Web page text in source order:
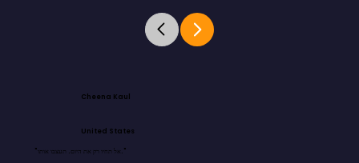
Cheena Kaul
United States
"אל תחיו רק את היום. תעצבו אותו."